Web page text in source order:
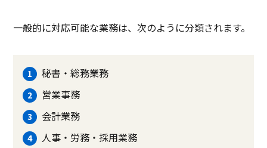
製品名
無料ダウンロード
おしごとアシスタント し
ごスタ
ロコアシ
一般的に対応可能な業務は、次のように分類されます。
秘書・総務業務
営業事務
会計業務
人事・労務・採用業務